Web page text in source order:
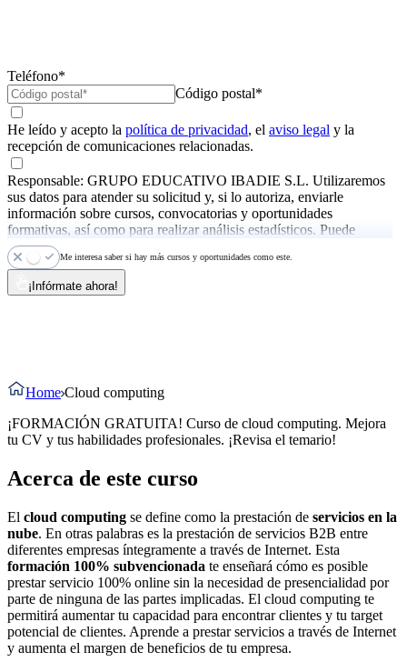
Teléfono*
Código postal*
He leído y acepto la política de privacidad, el aviso legal y la
recepción de comunicaciones relacionadas.
Responsable: GRUPO EDUCATIVO IBADIE S.L. Utilizaremos
sus datos para atender su solicitud y, si lo autoriza, enviarle
información sobre cursos, convocatorias y oportunidades
formativas, así como para realizar análisis estadísticos. Puede
ejercer sus derechos y consultar más información en la
privacidad.
Me interesa saber si hay más cursos y oportunidades como este.
¡Infórmate ahora!
Home Cloud computing
¡FORMACIÓN GRATUITA! Curso de cloud computing. Mejora
tu CV y tus habilidades profesionales. ¡Revisa el temario!
Acerca de este curso
El cloud computing se define como la prestación de servicios en la
nube. En otras palabras es la prestación de servicios B2B entre
diferentes empresas íntegramente a través de Internet. Esta
formación 100% subvencionada te enseñará cómo es posible
prestar servicio 100% online sin la necesidad de presencialidad por
parte de ninguna de las partes implicadas. El cloud computing te
permitirá aumentar tu capacidad para encontrar clientes y tu target
potencial de clientes. Aprende a prestar servicios a través de Internet
y aumenta el margen de beneficios de tu empresa.